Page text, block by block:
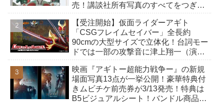
売！講談社所有写真のすべてをつぎ込
【受注開始】仮面ライダーアギト
「CSGフレイムセイバー」全長約
90cmの大型サイズで立体化！台詞モー
ドでは一部の攻撃音に津上翔一（演：
映画『アギトー超能力戦争ー』の新規
場面写真13点が一挙公開！豪華特典付
きムビチケ前売券が3/13発売！特典は
B5ビジュアルシート！バンドル商品付